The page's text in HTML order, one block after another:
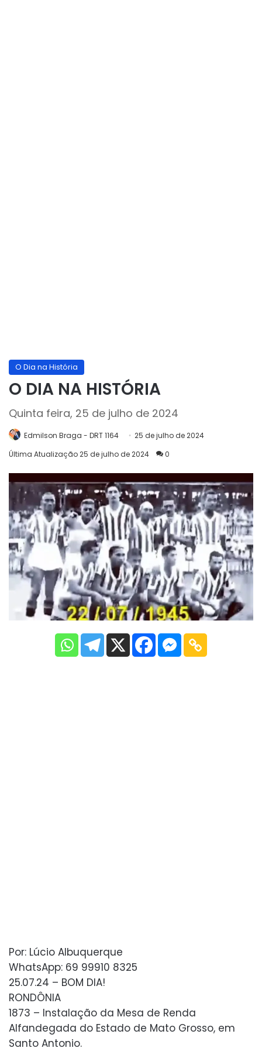
O Dia na História
O DIA NA HISTÓRIA
Quinta feira, 25 de julho de 2024
Edmilson Braga - DRT 1164
25 de julho de 2024
Última Atualização 25 de julho de 2024
0
Por: Lúcio Albuquerque
WhatsApp: 69 99910 8325
25.07.24 – BOM DIA!
RONDÔNIA
1873 – Instalação da Mesa de Renda
Alfandegada do Estado de Mato Grosso, em
Santo Antonio.